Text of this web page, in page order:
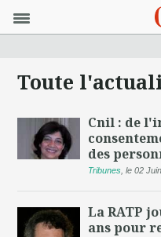
Toute
Cnil : de
des
Tribunes ,le 02
La RATP
ans pour